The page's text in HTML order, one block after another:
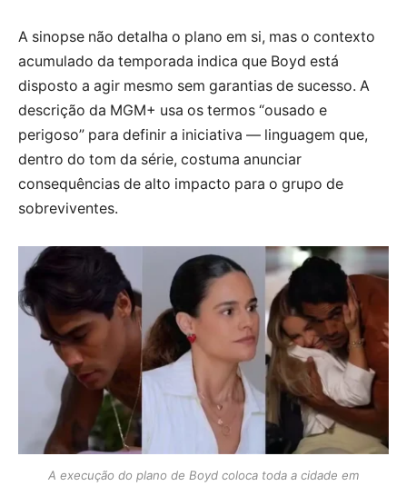
A sinopse não detalha o plano em si, mas o contexto
acumulado da temporada indica que Boyd está
disposto a agir mesmo sem garantias de sucesso. A
descrição da MGM+ usa os termos “ousado e
perigoso” para definir a iniciativa — linguagem que,
dentro do tom da série, costuma anunciar
consequências de alto impacto para o grupo de
sobreviventes.
A execução do plano de Boyd coloca toda a cidade em